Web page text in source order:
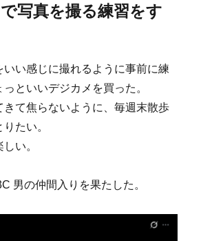
写真を撮る練習をす
いい感じに撮れるように事前に練
といいデジカメを買った。
きて焦らないように、毎週末散歩
たい。
い。
男の仲間入りを果たした。